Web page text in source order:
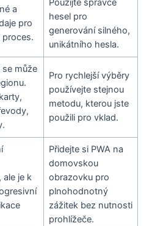
a
pro
proces.
Použijte správce
hesel pro
generování silného,
unikátního hesla.
může
Pro rychlejší výběry
používejte stejnou
metodu, kterou jste
použili pro vklad.
je k
Přidejte si PWA na
domovskou
obrazovku pro
plnohodnotný
zážitek bez nutnosti
prohlížeče.